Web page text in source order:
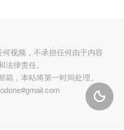

视频，不承担任何由于内容
法律责任。
，本站将第一时间处理。